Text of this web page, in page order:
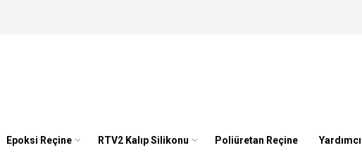
Epoksi Reçine RTV2 Kalıp Silikonu Poliüretan Reçine